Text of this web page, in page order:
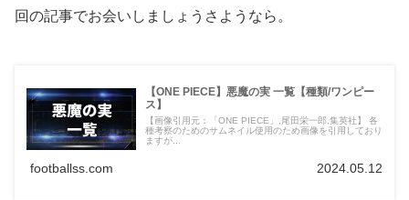
回の記事でお会いしましょうさようなら。
【ONE PIECE】悪魔の実 一覧【種類/ワンピー
ス】
【画像引用元：「ONE PIECE」,尾田栄一郎,集英社】 各
種考察のためのサムネイル使用のため画像を引用しており
ますが...
footballss.com 2024.05.12